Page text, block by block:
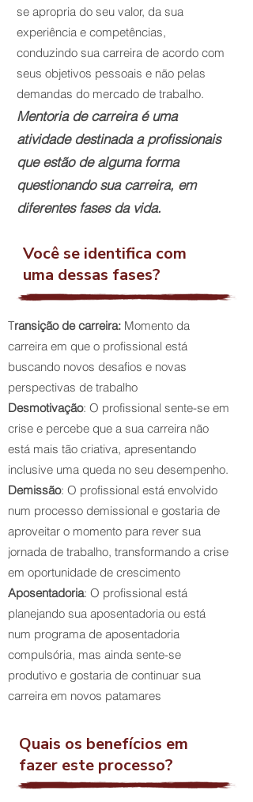
se apropria do seu valor, da sua
experiência e competências,
conduzindo sua carreira de acordo com
seus objetivos pessoais e não pelas
demandas do mercado de trabalho.
Mentoria de carreira é uma
atividade destinada a profissionais
que estão de alguma forma
questionando sua carreira, em
diferentes fases da vida.
Você se identifica com
uma dessas fases?
Transição de carreira: Momento da
carreira em que o profissional está
buscando novos desafios e novas
perspectivas de trabalho
Desmotivação: O profissional sente-se em
crise e percebe que a sua carreira não
está mais tão criativa, apresentando
inclusive uma queda no seu desempenho.
Demissão: O profissional está envolvido
num processo demissional e gostaria de
aproveitar o momento para rever sua
jornada de trabalho, transformando a crise
em oportunidade de crescimento
Aposentadoria: O profissional está
planejando sua aposentadoria ou está
num programa de aposentadoria
compulsória, mas ainda sente-se
produtivo e gostaria de continuar sua
carreira em novos patamares
Quais os benefícios em
fazer este processo?